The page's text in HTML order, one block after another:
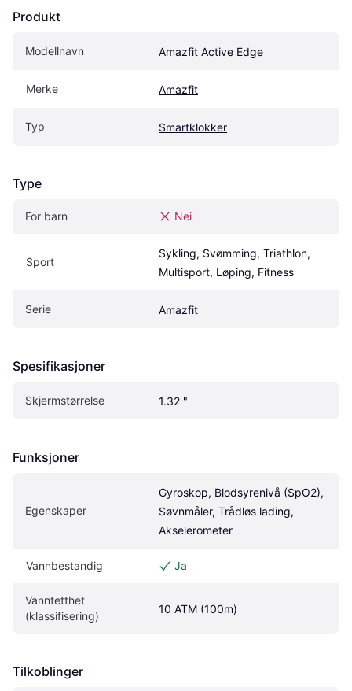
Produkt
Modellnavn Amazfit Active Edge
Merke Amazfit
Typ Smartklokker
Type
For barn Nei
Sport
Sykling, Svømming, Triathlon,
Multisport, Løping, Fitness
Serie Amazfit
Spesifikasjoner
Skjermstørrelse 1.32 "
Funksjoner
Egenskaper
Gyroskop, Blodsyrenivå (SpO2),
Søvnmåler, Trådløs lading,
Akselerometer
Vannbestandig Ja
Vanntetthet
(klassifisering)
10 ATM (100m)
Tilkoblinger